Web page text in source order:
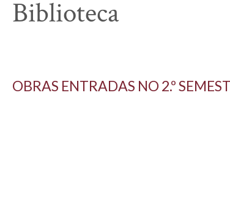
Biblioteca
OBRAS ENTRADAS NO 2.º